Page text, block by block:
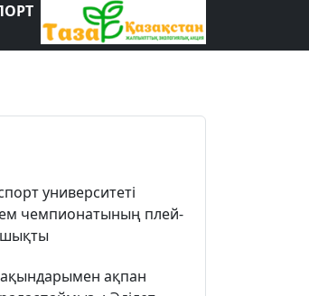
университеті
чемпионатының плей-
шықты
ақпан